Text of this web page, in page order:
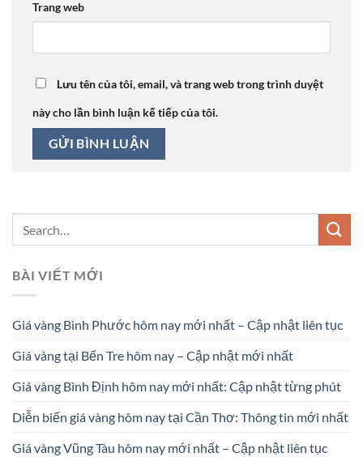
Trang web
Lưu tên của tôi, email, và trang web trong trình duyệt
này cho lần bình luận kế tiếp của tôi.
BÀI VIẾT MỚI
Giá vàng Bình Phước hôm nay mới nhất – Cập nhật liên tục
Giá vàng tại Bến Tre hôm nay – Cập nhật mới nhất
Giá vàng Bình Định hôm nay mới nhất: Cập nhật từng phút
Diễn biến giá vàng hôm nay tại Cần Thơ: Thông tin mới nhất
Giá vàng Vũng Tàu hôm nay mới nhất – Cập nhật liên tục